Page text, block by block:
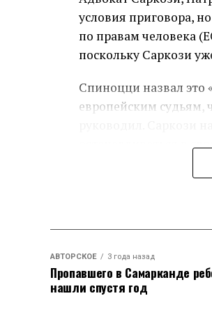
трансфертов из
В тот же день Трамп
Панамским каналом,
водного пути, что
Молино.
условия приговора,
по правам человека
поскольку Саркози
Спиноцци назвал это
европейским судьям,
останавливаться в
Несмотря на свои
AFP, в начале
министра ветерана-
АВТОРСКОЕ 3 года назад
Пропавшего в Самарканде
нашли спустя год